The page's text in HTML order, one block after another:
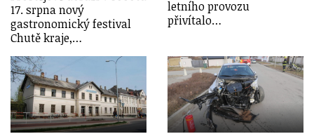
17. srpna nový
gastronomický festival
Chutě kraje,…
letního provozu
přivítalo…